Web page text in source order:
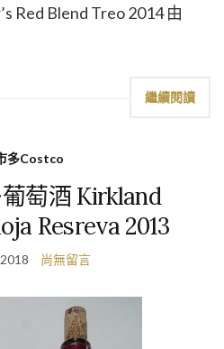
Red Blend Treo 2014 由
繼續閱讀
多Costco
萄酒 Kirkland
Resreva 2013
尚無留言